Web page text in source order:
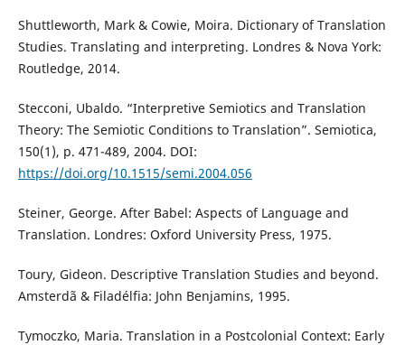
Shuttleworth, Mark & Cowie, Moira. Dictionary of Translation
Studies. Translating and interpreting. Londres & Nova York:
Routledge, 2014.
Stecconi, Ubaldo. “Interpretive Semiotics and Translation
Theory: The Semiotic Conditions to Translation”. Semiotica,
150(1), p. 471-489, 2004. DOI:
https://doi.org/10.1515/semi.2004.056
Steiner, George. After Babel: Aspects of Language and
Translation. Londres: Oxford University Press, 1975.
Toury, Gideon. Descriptive Translation Studies and beyond.
Amsterdã & Filadélfia: John Benjamins, 1995.
Tymoczko, Maria. Translation in a Postcolonial Context: Early